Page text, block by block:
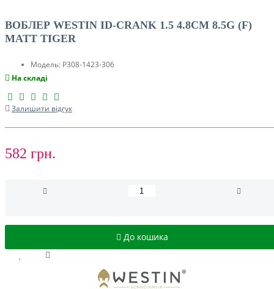
ВОБЛЕР WESTIN ID-CRANK 1.5 4.8CM 8.5G (F)
MATT TIGER
Модель: P308-1423-306
На складі
Залишити відгук
582 грн.
До кошика